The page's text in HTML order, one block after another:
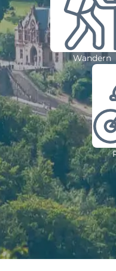
Wandern